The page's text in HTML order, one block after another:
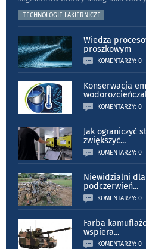
TECHNOLOGIE LAKIERNICZE
Wiedza
proszkowym
KOMENTARZY: 0
Konserwacja
KOMENTARZY: 0
Jak ograniczyć
zwiększyć...
KOMENTARZY: 0
Niewidzialni
podczerwień...
KOMENTARZY: 0
Farba
wspiera...
KOMENTARZY: 0